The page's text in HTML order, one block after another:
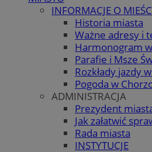
INFORMACJE O
Historia miasta
Ważne adresy i
Harmonogram
Parafie i Msze
Rozkłady jazdy
Pogoda w
ADMINISTRACJA
Prezydent
Jak załatwić
Rada miasta
INSTYTUCJE